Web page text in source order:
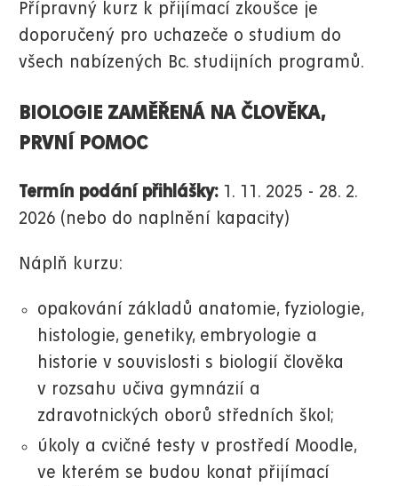
Přípravný kurz k přijímací zkoušce je
doporučený pro uchazeče o studium do
všech nabízených Bc. studijních programů.
BIOLOGIE ZAMĚŘENÁ NA ČLOVĚKA,
PRVNÍ POMOC
Termín podání přihlášky:1. 11. 2025 - 28. 2.
2026 (nebo do naplnění kapacity)
Náplň kurzu:
opakování základů anatomie, fyziologie,
histologie, genetiky, embryologie a
historie v souvislosti s biologií člověka
v rozsahu učiva gymnázií a
zdravotnických oborů středních škol;
úkoly a cvičné testy v prostředí Moodle,
ve kterém se budou konat přijímací